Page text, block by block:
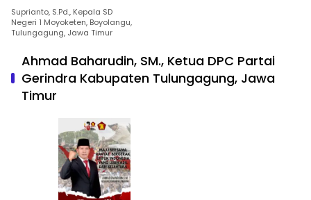
Suprianto, S.Pd., Kepala SD
Negeri 1 Moyoketen, Boyolangu,
Tulungagung, Jawa Timur
Ahmad Baharudin, SM., Ketua DPC Partai
Gerindra Kabupaten Tulungagung, Jawa
Timur